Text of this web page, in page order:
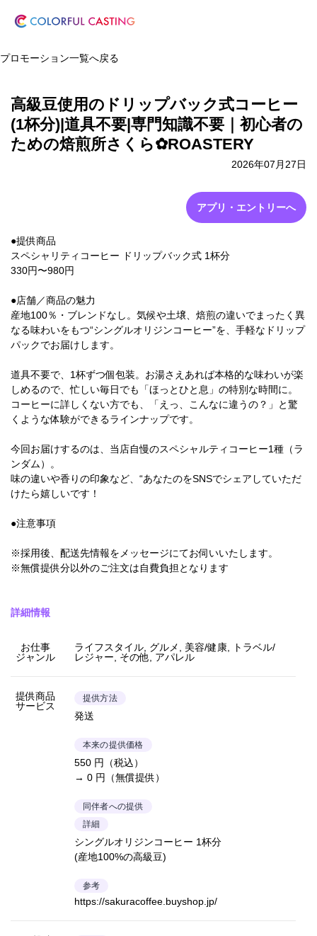
プロモーション一覧へ戻る
高級豆使用のドリップバック式コーヒー
(1杯分)|道具不要|専門知識不要｜初心者の
ための焙煎所さくら✿ROASTERY
2026年07月27日
アプリ・エントリーへ
●提供商品
スペシャリティコーヒー ドリップバック式 1杯分
330円〜980円
●店舗／商品の魅力
産地100％・ブレンドなし。気候や土壌、焙煎の違いでまったく異
なる味わいをもつ“シングルオリジンコーヒー”を、手軽なドリップ
パックでお届けします。
道具不要で、1杯ずつ個包装。お湯さえあれば本格的な味わいが楽
しめるので、忙しい毎日でも「ほっとひと息」の特別な時間に。
コーヒーに詳しくない方でも、「えっ、こんなに違うの？」と驚
くような体験ができるラインナップです。
今回お届けするのは、当店自慢のスペシャルティコーヒー1種（ラ
ンダム）。
味の違いや香りの印象など、“あなたのをSNSでシェアしていただ
けたら嬉しいです！
●注意事項
※採用後、配送先情報をメッセージにてお伺いいたします。
※無償提供分以外のご注文は自費負担となります
詳細情報
お仕事
ジャンル
ライフスタイル, グルメ, 美容/健康, トラベル/
レジャー, その他, アパレル
提供商品
サービス
提供方法
発送
本来の提供価格
550 円（税込）
→ 0 円（無償提供）
同伴者への提供
詳細
シングルオリジンコーヒー 1杯分
(産地100%の高級豆)
参考
https://sakuracoffee.buyshop.jp/